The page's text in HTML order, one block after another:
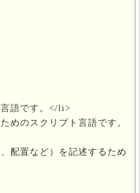
語です。</li>
めのスクリプト言語です。
配置など）を記述するため